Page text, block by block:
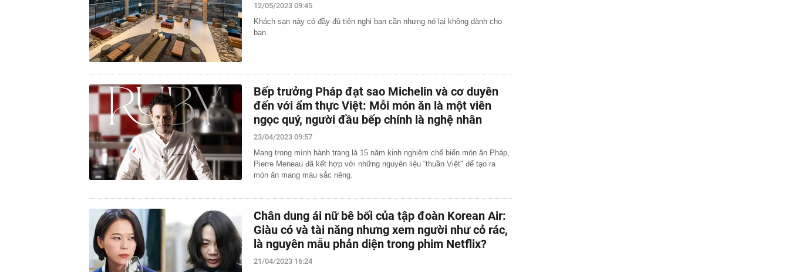
12/05/2023 09:45
Khách sạn này có đầy đủ tiện nghi bạn cần nhưng nó lại không dành cho
bạn.
Bếp trưởng Pháp đạt sao Michelin và cơ duyên
đến với ẩm thực Việt: Mỗi món ăn là một viên
ngọc quý, người đầu bếp chính là nghệ nhân
23/04/2023 09:57
Mang trong mình hành trang là 15 năm kinh nghiệm chế biến món ăn Pháp,
Pierre Meneau đã kết hợp với những nguyên liệu “thuần Việt" để tạo ra
món ăn mang màu sắc riêng.
Chân dung ái nữ bê bối của tập đoàn Korean Air:
Giàu có và tài năng nhưng xem người như cỏ rác,
là nguyên mẫu phản diện trong phim Netflix?
21/04/2023 16:24